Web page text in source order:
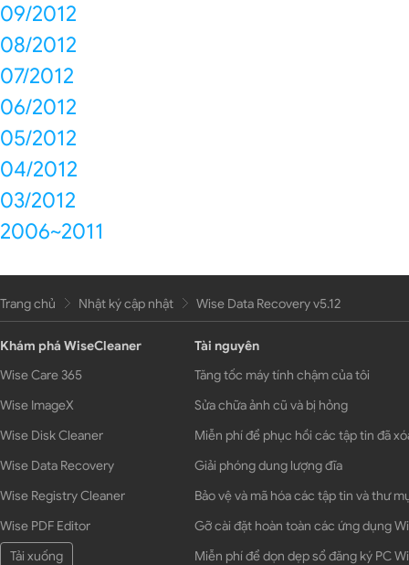
09/2012
08/2012
07/2012
06/2012
05/2012
04/2012
03/2012
2006~2011
Trang chủ Nhật ký cập nhật Wise Data Recovery v5.12
Khám phá WiseCleaner
Wise Care 365
Wise ImageX
Wise Disk Cleaner
Wise Data Recovery
Wise Registry Cleaner
Wise PDF Editor
Tải xuống
Tài nguyên
Tăng tốc máy tính chậm của tôi
Sửa chữa ảnh cũ và bị hỏng
Miễn phí để phục hồi các tập tin đã
Giải phóng dung lượng đĩa
Bảo vệ và mã hóa các tập tin và thư
Gỡ cài đặt hoàn toàn các ứng dụng
Miễn phí để dọn dẹp sổ đăng ký PC